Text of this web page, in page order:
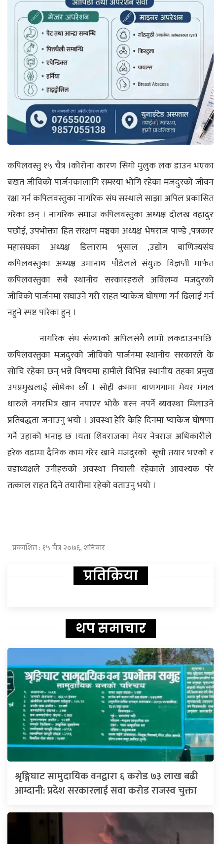
कपिलवस्तु १५ चैत्र ।कोरोना कारण सिंगो मुलुक लक डाउन भएका
बखत जीविको पार्जनकालागि समस्या भोगि रहेका मजदुरको जीवन
रक्षा गर्न कपिलवस्तुका नागरिक संघ सस्थाले साझा अपिल प्रकासित
गरेका छन् । नागरिक समाज कपिलवस्तुका अध्यक्ष दोलख वहादुर
पछाँई, उपभोक्ता हित संरक्षण मञ्चका अध्यक्ष भेषराज पाण्डे ,पत्रकार
महासंघका अध्यक्ष डिलाराम भुसाल ,उद्योग बाणिज्यसंघ
कपिलवस्तुका अध्यक्ष उमानाथ पौडेलले संयुक्त विज्ञप्ती मार्फत
कपिलवस्तुका सबै स्थानीय सरकारहरुले अविलम्व मजदुरको
जीविको पार्जनमा सघाउने गरी राहत प्याकेज घोषणा गर्न ढिलाई गर्न
नहुने स्पष्ट पारेका हुन् ।
नागरिक संघ संस्थाको अपिलसंगै लामो लकडाउनपछि
कपिलवस्तुका मजदुरको जीविको पार्जनमा स्थानीय सरकारले के
सोचि रहेका छन् भन्ने विषयमा हामीले विभिन्न स्थानीय तहका प्रमुख
उपप्रमुखलाई सोधेका छौं । सोही क्रममा बाणगगामा मेयर मंगल
थारुले नगरभित्र खान नपाएर भोकै बस्न नपर्ने ब्यवस्था मिलाउने
प्रतिबद्धता जनाउनु भयो । अवस्था हेरि केहि दिनमा प्याकेज घोषणा
गर्ने उहाको भनाइ छ ।यता शिवराजका मेयर नेत्रराज अधिकारीले
हरेक वडामा दैनिक काम गरेर खाने मजदुरको सूची तयार भएको र
वडाध्यक्षले उनीहरुको अवस्था नियाली रहेकाले आवश्यक परे
तत्काल राहत दिने तयारीमा रहेको वताउनु भयो ।
प्रकाशित : १५ चैत्र २०७६, शनिबार
प्रतिक्रिया
थप समाचार
श्रृङ्गिघाट सामुदायिक वनद्वारा ६ करोड ७३ लाख बढी
आम्दानी: प्रदेश सरकारलाई सवा करोड राजस्व चुक्ता